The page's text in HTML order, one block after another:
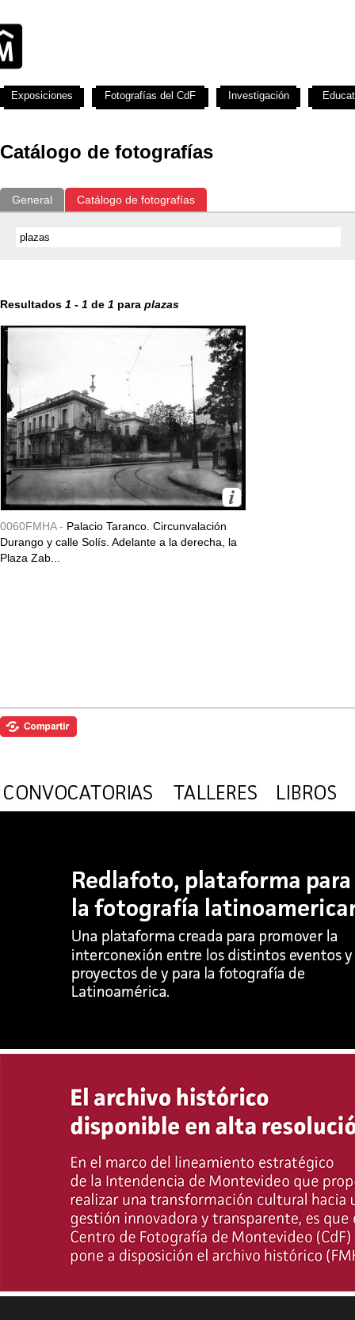
Catálogo de fotografías
General Catálogo de fotografías
Resultados 1 - 1 de 1 para plazas
0060FMHA - Palacio Taranco. Circunvalación
Durango y calle Solís. Adelante a la derecha, la
Plaza Zab...
Exposiciones Fotografías del CdF Investigación